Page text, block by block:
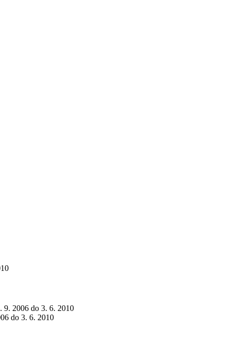
9. 2006 do 3. 6. 2010
do 3. 6. 2010